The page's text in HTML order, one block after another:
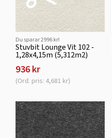
Du sparar 2996 kr!
Stuvbit Lounge Vit 102 -
1,28x4,15m (5,312m2)
936 kr
(Ord. pris: 4,681 kr)